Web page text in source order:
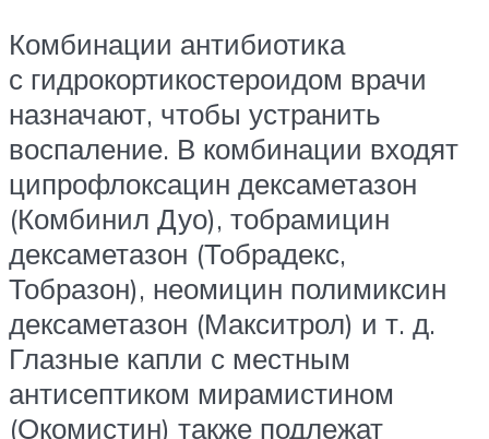
Комбинации антибиотика
с гидрокортикостероидом врачи
назначают, чтобы устранить
воспаление. В комбинации входят
ципрофлоксацин дексаметазон
(Комбинил Дуо), тобрамицин
дексаметазон (Тобрадекс,
Тобразон), неомицин полимиксин
дексаметазон (Макситрол) и т. д.
Глазные капли с местным
антисептиком мирамистином
(Окомистин) также подлежат